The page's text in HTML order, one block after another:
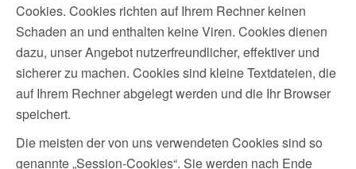
Cookies. Cookies richten auf Ihrem Rechner keinen
Schaden an und enthalten keine Viren. Cookies dienen
dazu, unser Angebot nutzerfreundlicher, effektiver und
sicherer zu machen. Cookies sind kleine Textdateien, die
auf Ihrem Rechner abgelegt werden und die Ihr Browser
speichert.
Die meisten der von uns verwendeten Cookies sind so
genannte „Session-Cookies“. Sie werden nach Ende